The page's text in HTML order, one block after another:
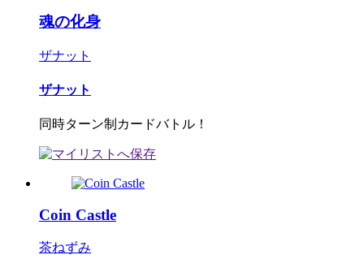
魂の化身
ザナット
ザナット
同時ターン制カードバトル！
Coin Castle
茶ねずみ